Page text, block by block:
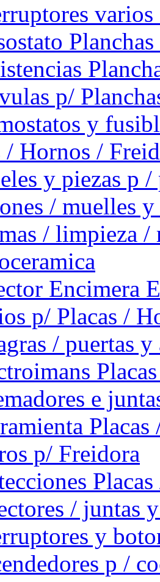
varios
p/
y
/ Hornos /
y piezas p
/ muelles
/ limpieza /
Encimera
p/ Placas /
/ puertas y
e
p/ Freidora
/ juntas
y
p /